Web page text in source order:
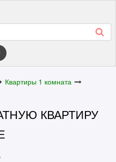
Квартиры 1 комната
КВАРТИРУ